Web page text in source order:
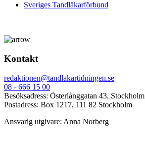
Sveriges Tandläkarförbund
Kontakt
redaktionen@tandlakartidningen.se
08 - 666 15 00
Besöksadress: Österlånggatan 43, Stockholm
Postadress: Box 1217, 111 82 Stockholm
Ansvarig utgivare: Anna Norberg